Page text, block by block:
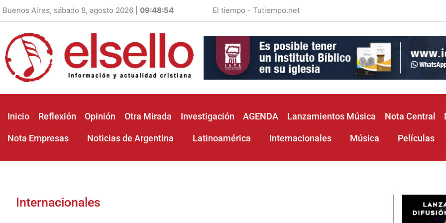
Buenos Aires, sábado 8, agosto 2026 | 09:48:56 El tiempo - Tutiempo.net
Inicio Reflexión Opinión Otra Mirada Investigación AGENDA Lanzamientos Música Nota Central
Nota Empresas Noticias de Argentina Latinoamérica Internacionales Música Películas
Internacionales